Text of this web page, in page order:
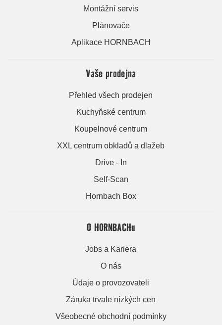
Montážní servis
Plánovače
Aplikace HORNBACH
Vaše prodejna
Přehled všech prodejen
Kuchyňské centrum
Koupelnové centrum
XXL centrum obkladů a dlažeb
Drive - In
Self-Scan
Hornbach Box
O HORNBACHu
Jobs a Kariera
O nás
Údaje o provozovateli
Záruka trvale nízkých cen
Všeobecné obchodní podmínky